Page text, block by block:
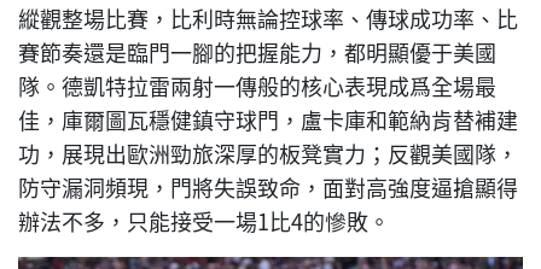
縱觀整場比賽，比利時無論控球率、傳球成功率、比
賽節奏還是臨門一腳的把握能力，都明顯優于美國
隊。德凱特拉雷兩射一傳般的核心表現成爲全場最
佳，庫爾圖瓦穩健鎮守球門，盧卡庫和範納肯替補建
功，展現出歐洲勁旅深厚的板凳實力；反觀美國隊，
防守漏洞頻現，門將失誤致命，面對高強度逼搶顯得
辦法不多，只能接受一場1比4的慘敗。